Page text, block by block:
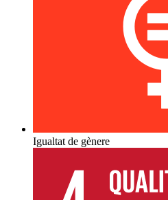
Igualtat de gènere